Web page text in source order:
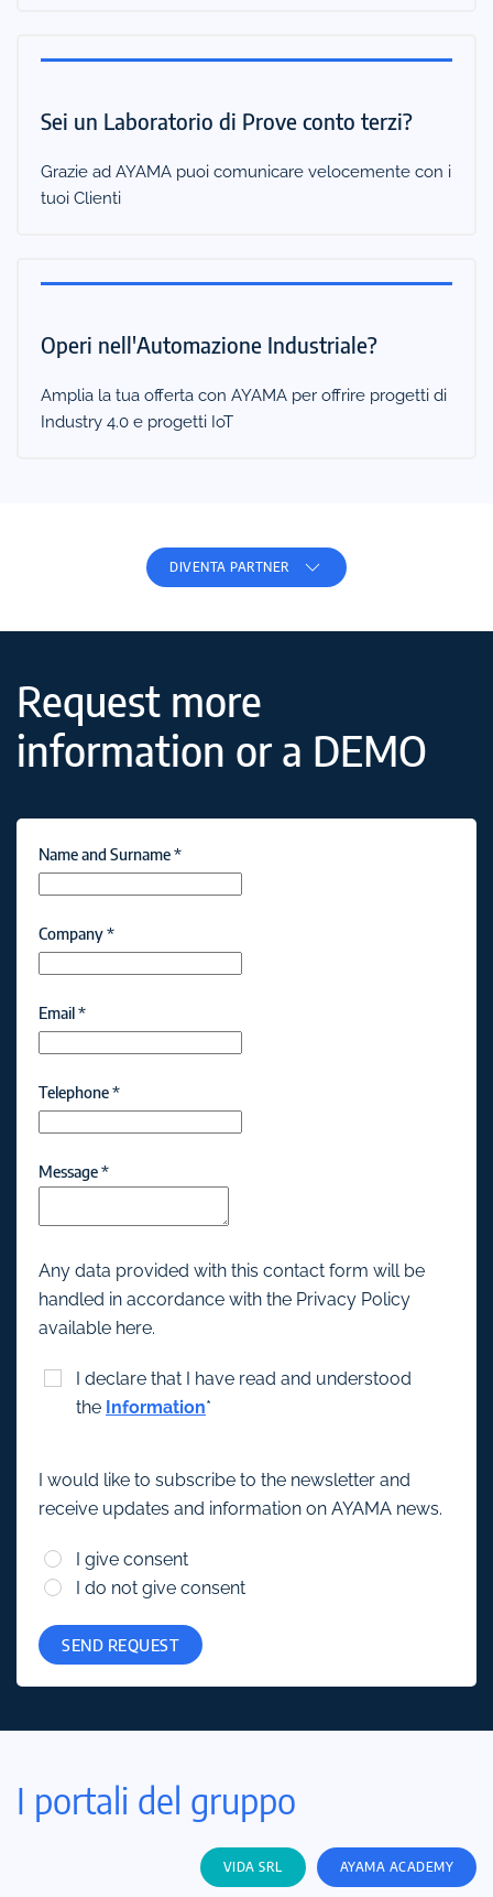
Sei un Laboratorio di Prove conto terzi?
Grazie ad AYAMA puoi comunicare velocemente con i
tuoi Clienti
Operi nell'Automazione Industriale?
Amplia la tua offerta con AYAMA per offrire progetti di
Industry 4.0 e progetti IoT
DIVENTA PARTNER
Request more
information or a DEMO
Name and Surname*
Company*
Email*
Telephone*
Message*
Any data provided with this contact form will be
handled in accordance with the Privacy Policy
available here.
I declare that I have read and understood
the Information*
I would like to subscribe to the newsletter and
receive updates and information on AYAMA news.
I give consent
I do not give consent
SEND REQUEST
I portali del gruppo
VIDA SRL AYAMA ACADEMY